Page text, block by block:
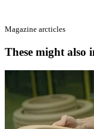
Magazine arcticles
These might also